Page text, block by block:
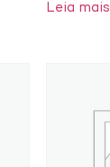
Leia mais